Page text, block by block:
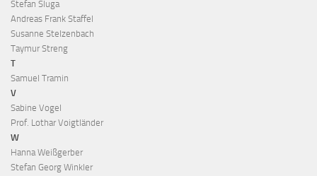
Stefan Sluga
Andreas Frank Staffel
Susanne Stelzenbach
Taymur Streng
T
Samuel Tramin
V
Sabine Vogel
Prof. Lothar Voigtländer
W
Hanna Weißgerber
Stefan Georg Winkler